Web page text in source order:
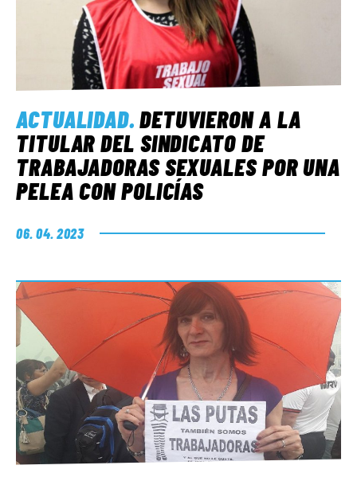
FUERA DE MEGÁFONO
EL LADO «G»
ACTUALIDAD.DETUVIERON A LA
TITULAR DEL SINDICATO DE
TRABAJADORAS SEXUALES POR UNA
PELEA CON POLICÍAS
06. 04. 2023